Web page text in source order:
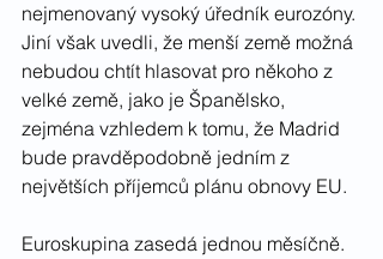
nejmenovaný vysoký úředník eurozóny.
Jiní však uvedli, že menší země možná
nebudou chtít hlasovat pro někoho z
velké země, jako je Španělsko,
zejména vzhledem k tomu, že Madrid
bude pravděpodobně jedním z
největších příjemců plánu obnovy EU.
Euroskupina zasedá jednou měsíčně.